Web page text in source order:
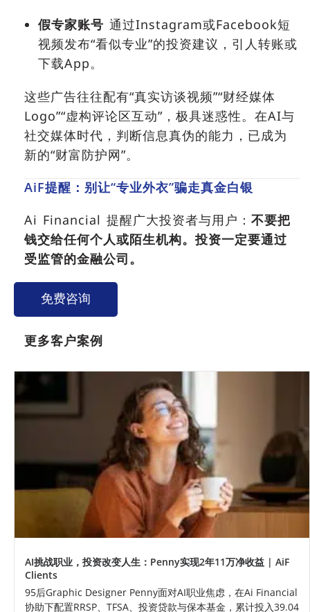
假专家账号 通过Instagram或Facebook短
视频发布“看似专业”的投资建议，引人转账或
下载App。
这些广告往往配有“真实访谈视频”“财经媒体
Logo”“虚构评论区互动”，极具迷惑性。在AI与
社交媒体时代，判断信息真伪的能力，已成为
新的“财富防护网”。
AiF提醒：别让“专业外衣”骗走真金白银
Ai Financial 提醒广大投资者与用户： 不要把
钱交给任何个人或陌生机构。投资一定要通过
受监管的金融公司。
免费咨询
更多客户案例
AI挑战职业，投资改变人生：Penny实现2年11万净收益 | AiF
Clients
95后Graphic Designer Penny面对AI职业焦虑，在Ai Financial
协助下配置RRSP、TFSA、投资贷款与保本基金，累计投入39.04